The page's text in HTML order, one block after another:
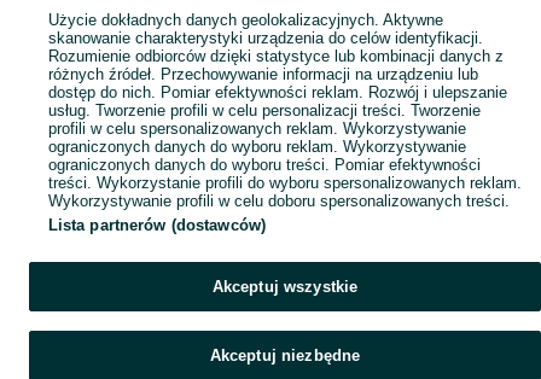
Popularne wyszukiwania
Użycie dokładnych danych geolokalizacyjnych. Aktywne
skanowanie charakterystyki urządzenia do celów identyfikacji.
Rozumienie odbiorców dzięki statystyce lub kombinacji danych z
różnych źródeł. Przechowywanie informacji na urządzeniu lub
dostęp do nich. Pomiar efektywności reklam. Rozwój i ulepszanie
usług. Tworzenie profili w celu personalizacji treści. Tworzenie
profili w celu spersonalizowanych reklam. Wykorzystywanie
ograniczonych danych do wyboru reklam. Wykorzystywanie
ograniczonych danych do wyboru treści. Pomiar efektywności
treści. Wykorzystanie profili do wyboru spersonalizowanych reklam.
Wykorzystywanie profili w celu doboru spersonalizowanych treści.
Lista partnerów (dostawców)
Akceptuj wszystkie
Akceptuj niezbędne